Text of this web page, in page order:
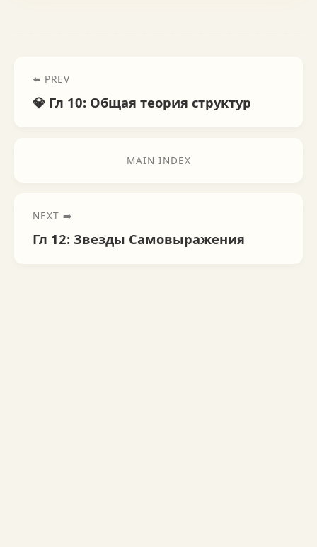
⬅️ PREV
💎 Гл 10: Общая теория структур
MAIN INDEX
NEXT ➡️
Гл 12: Звезды Самовыражения